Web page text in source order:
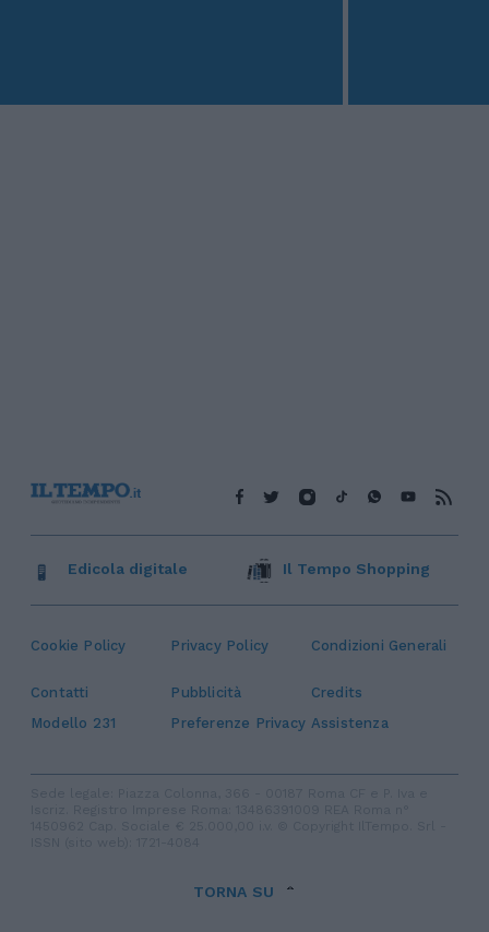
Cookie Policy Privacy Policy Condizioni Generali
Contatti Pubblicità
Credits
Modello 231
Preferenze Privacy Assistenza
Edicola digitale Il Tempo Shopping
TORNA SU